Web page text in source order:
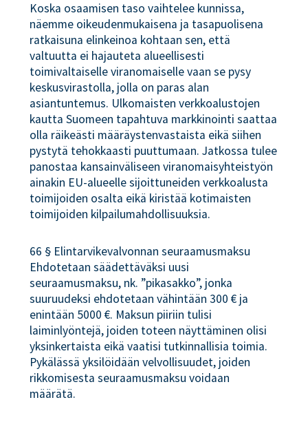
Koska osaamisen taso vaihtelee kunnissa,
näemme oikeudenmukaisena ja tasapuolisena
ratkaisuna elinkeinoa kohtaan sen, että
valtuutta ei hajauteta alueellisesti
toimivaltaiselle viranomaiselle vaan se pysy
keskusvirastolla, jolla on paras alan
asiantuntemus. Ulkomaisten verkkoalustojen
kautta Suomeen tapahtuva markkinointi saattaa
olla räikeästi määräystenvastaista eikä siihen
pystytä tehokkaasti puuttumaan. Jatkossa tulee
panostaa kansainväliseen viranomaisyhteistyön
ainakin EU-alueelle sijoittuneiden verkkoalusta
toimijoiden osalta eikä kiristää kotimaisten
toimijoiden kilpailumahdollisuuksia.
66 § Elintarvikevalvonnan seuraamusmaksu
Ehdotetaan säädettäväksi uusi
seuraamusmaksu, nk. ”pikasakko”, jonka
suuruudeksi ehdotetaan vähintään 300 € ja
enintään 5000 €. Maksun piiriin tulisi
laiminlyöntejä, joiden toteen näyttäminen olisi
yksinkertaista eikä vaatisi tutkinnallisia toimia.
Pykälässä yksilöidään velvollisuudet, joiden
rikkomisesta seuraamusmaksu voidaan
määrätä.